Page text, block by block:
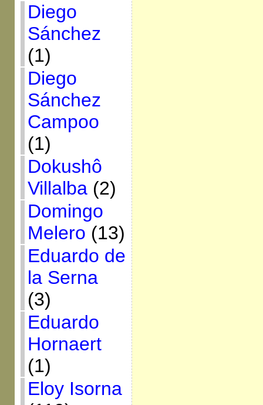
Diego
Sánchez
(1)
Diego
Sánchez
Campoo
(1)
Dokushô
Villalba(2)
Domingo
Melero (13)
Eduardo de
la Serna
(3)
Eduardo
Hornaert
(1)
Eloy Isorna